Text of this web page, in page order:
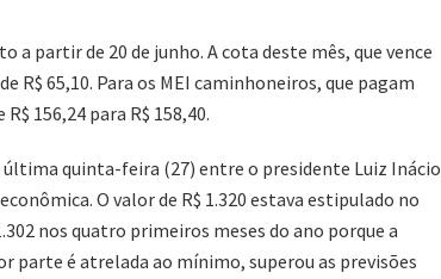
partir de 20 de junho. A cota deste mês, que vence
R$ 65,10. Para os MEI caminhoneiros, que pagam
156,24 para R$ 158,40.
quinta-feira (27) entre o presidente Luiz Inácio
O valor de R$ 1.320 estava estipulado no
nos quatro primeiros meses do ano porque a
parte é atrelada ao mínimo, superou as previsões